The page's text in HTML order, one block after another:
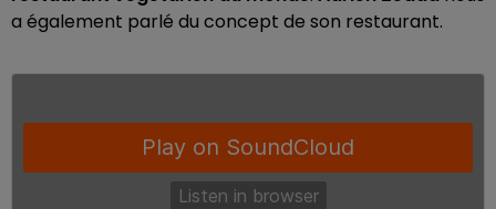
a également parlé du concept de son restaurant.